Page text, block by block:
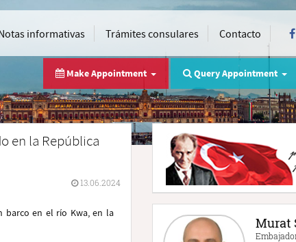
informativas Trámites consulares Contacto
Make Appointment Query Appointment
en la República
13.06.2024
barco en el río Kwa, en la
Murat